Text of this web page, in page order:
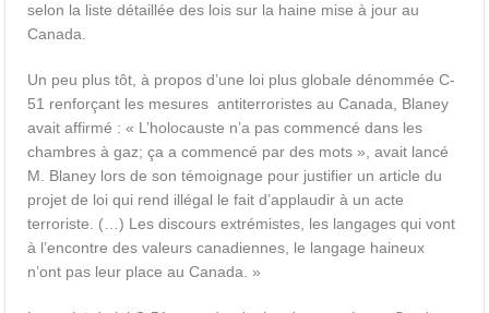
selon la liste détaillée des lois sur la haine mise à jour au
Canada.
Un peu plus tôt, à propos d’une loi plus globale dénommée C-
51 renforçant les mesures antiterroristes au Canada, Blaney
avait affirmé : « L’holocauste n’a pas commencé dans les
chambres à gaz; ça a commencé par des mots », avait lancé
M. Blaney lors de son témoignage pour justifier un article du
projet de loi qui rend illégal le fait d’applaudir à un acte
terroriste. (…) Les discours extrémistes, les langages qui vont
à l’encontre des valeurs canadiennes, le langage haineux
n’ont pas leur place au Canada. »